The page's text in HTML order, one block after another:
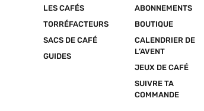
LES CAFÉS
TORRÉFACTEURS
SACS DE CAFÉ
GUIDES
ABONNEMENTS
BOUTIQUE
CALENDRIER DE
L’AVENT
JEUX DE CAFÉ
SUIVRE TA
COMMANDE